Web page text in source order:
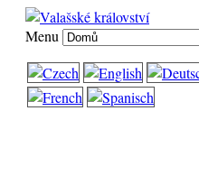
Menu